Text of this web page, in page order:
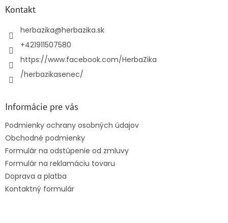
Kontakt
herbazika@herbazika.sk
+421911507580
https://www.facebook.com/HerbaZika
/herbazikasenec/
Informácie pre vás
Podmienky ochrany osobných údajov
Obchodné podmienky
Formulár na odstúpenie od zmluvy
Formulár na reklamáciu tovaru
Doprava a platba
Kontaktný formulár